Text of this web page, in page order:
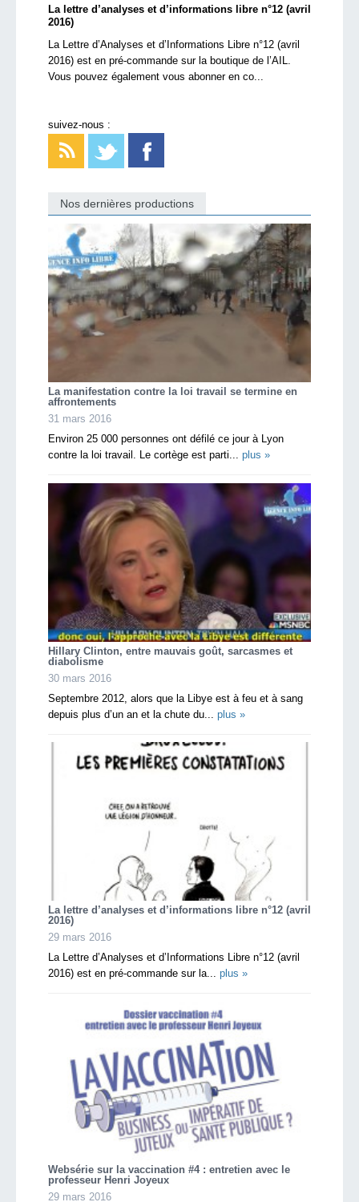
La lettre d’analyses et d’informations libre n°12 (avril
2016)
La Lettre d’Analyses et d’Informations Libre n°12 (avril
2016) est en pré-commande sur la boutique de l’AIL.
Vous pouvez également vous abonner en co...
suivez-nous :
Nos dernières productions
La manifestation contre la loi travail se termine en
affrontements
31 mars 2016
Environ 25 000 personnes ont défilé ce jour à Lyon
contre la loi travail. Le cortège est parti... plus »
Hillary Clinton, entre mauvais goût, sarcasmes et
diabolisme
30 mars 2016
Septembre 2012, alors que la Libye est à feu et à sang
depuis plus d’un an et la chute du... plus »
La lettre d’analyses et d’informations libre n°12 (avril
2016)
29 mars 2016
La Lettre d’Analyses et d’Informations Libre n°12 (avril
2016) est en pré-commande sur la... plus »
Websérie sur la vaccination #4 : entretien avec le
professeur Henri Joyeux
29 mars 2016